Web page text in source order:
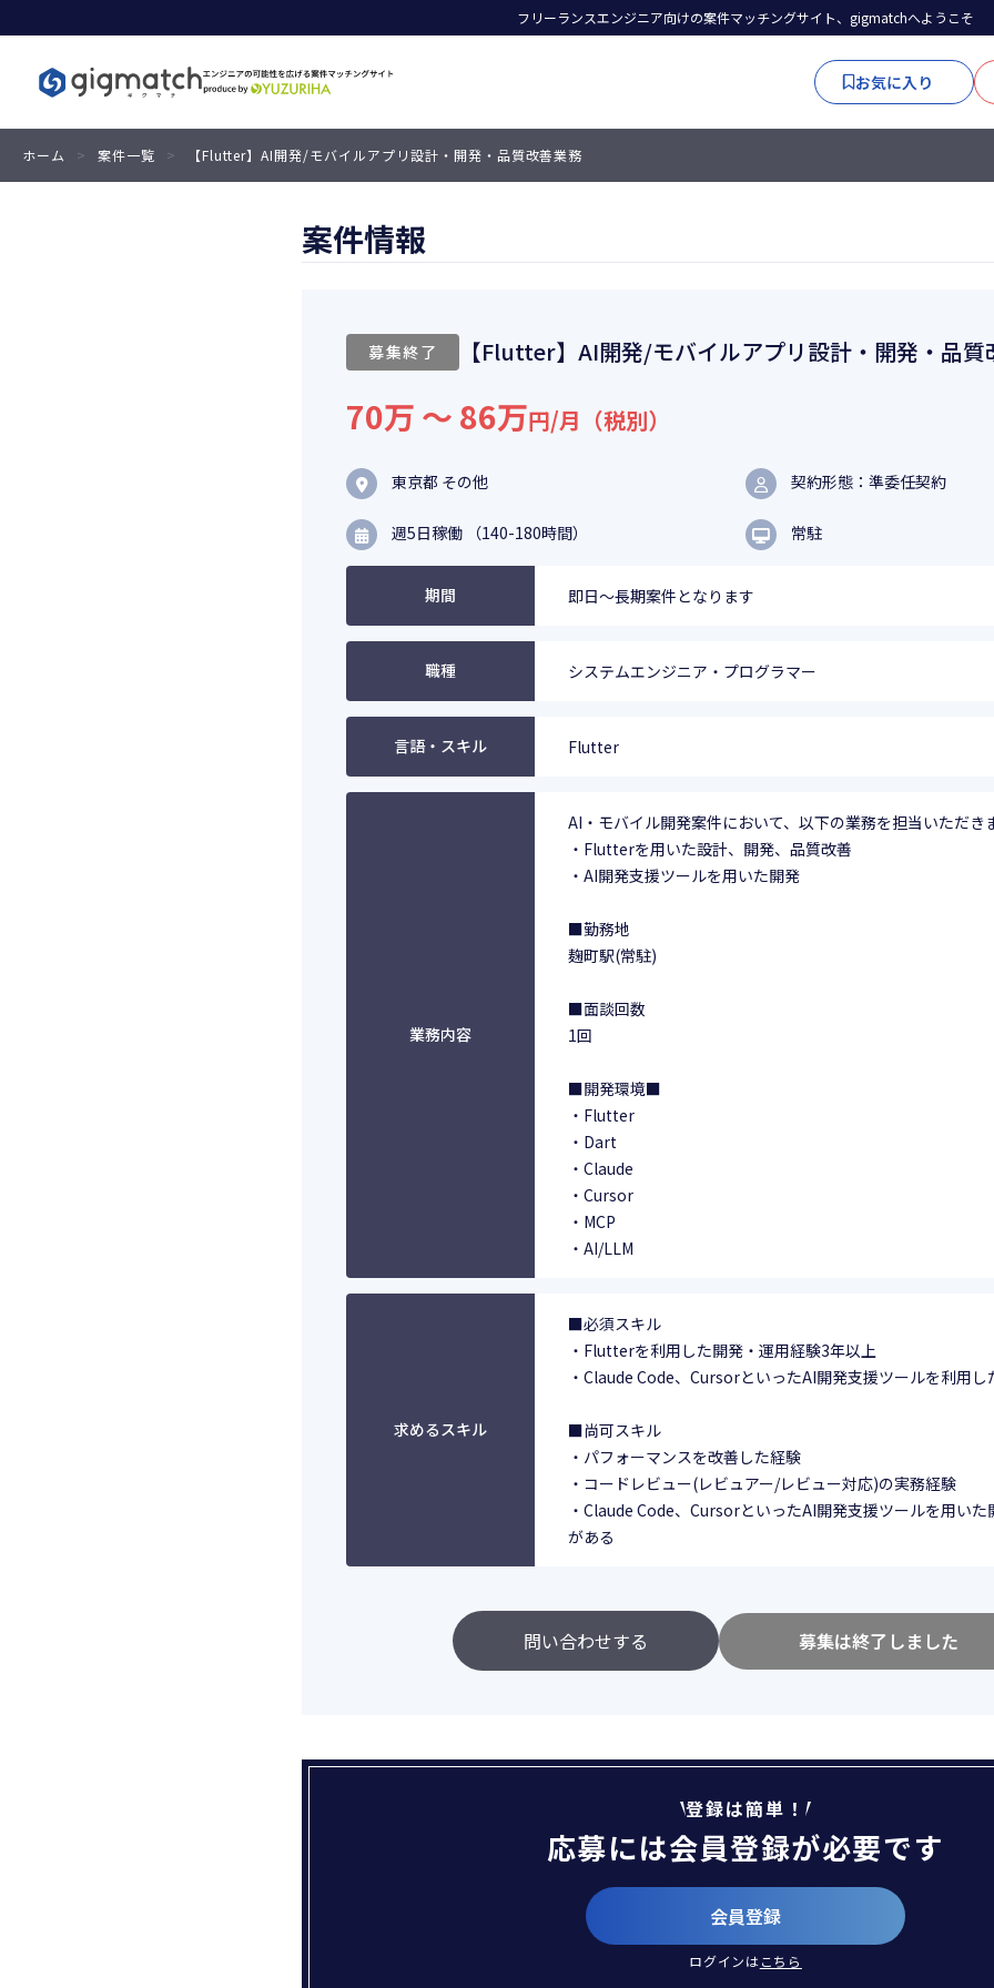
フリーランスエンジニア向けの案件マッチングサイト、gigmatchへようこそ
お気に入り
ホーム > 案件一覧 > 【Flutter】AI開発/モバイルアプリ設計・開発・品質改善業務
案件情報
募集終了 【Flutter】AI開発/モバイルアプリ設計・開発・品質
70万 〜 86万円/月（税別）
東京都 その他 契約形態：準委任契約
週5日稼働 （140-180時間） 常駐
期間 即日～長期案件となります
職種 システムエンジニア・プログラマー
言語・スキル Flutter
業務内容
AI・モバイル開発案件において、以下の業務を担当いただき
・Flutterを用いた設計、開発、品質改善
・AI開発支援ツールを用いた開発
■勤務地
麹町駅(常駐)
■面談回数
1回
■開発環境■
・Flutter
・Dart
・Claude
・Cursor
・MCP
・AI/LLM
求めるスキル
■必須スキル
・Flutterを利用した開発・運用経験3年以上
・Claude Code、CursorといったAI開発支援ツールを利用し
■尚可スキル
・パフォーマンスを改善した経験
・コードレビュー(レビュアー/レビュー対応)の実務経験
・Claude Code、CursorといったAI開発支援ツールを用いた
がある
問い合わせする 募集は終了しました
登録は簡単！
応募には会員登録が必要です
会員登録
ログインはこちら